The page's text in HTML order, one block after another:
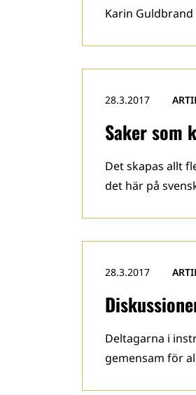
Karin
Saker som
28.3.2017
Det skapas allt
det här på
28.3.2017
Deltagarna i
gemensam för